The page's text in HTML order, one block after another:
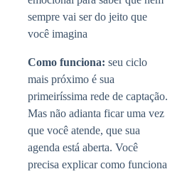
sempre vai ser do jeito que
você imagina
Como funciona: seu ciclo
mais próximo é sua
primeiríssima rede de captação.
Mas não adianta ficar uma vez
que você atende, que sua
agenda está aberta. Você
precisa explicar como funciona